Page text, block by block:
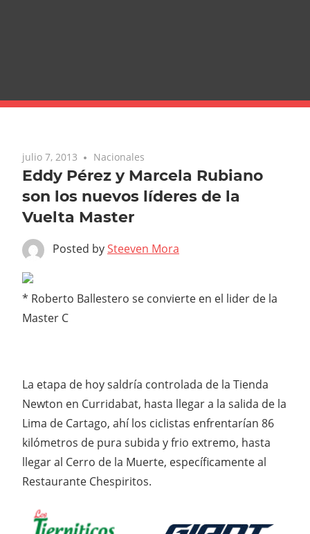
julio 7, 2013 Nacionales
Eddy Pérez y Marcela Rubiano
son los nuevos líderes de la
Vuelta Master
Posted bySteeven Mora
* Roberto Ballestero se convierte en el lider de la
Master C
La etapa de hoy saldría controlada de la Tienda
Newton en Curridabat, hasta llegar a la salida de la
Lima de Cartago, ahí los ciclistas enfrentarían 86
kilómetros de pura subida y frio extremo, hasta
llegar al Cerro de la Muerte, específicamente al
Restaurante Chespiritos.